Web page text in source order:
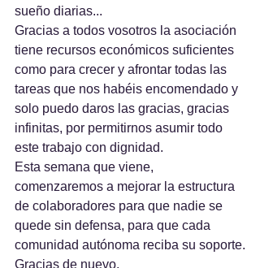
sueño diarias...
Gracias a todos vosotros la asociación
tiene recursos económicos suficientes
como para crecer y afrontar todas las
tareas que nos habéis encomendado y
solo puedo daros las gracias, gracias
infinitas, por permitirnos asumir todo
este trabajo con dignidad.
Esta semana que viene,
comenzaremos a mejorar la estructura
de colaboradores para que nadie se
quede sin defensa, para que cada
comunidad autónoma reciba su soporte.
Gracias de nuevo.